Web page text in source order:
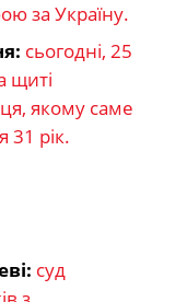
за Україну.
сьогодні, 25
щиті
якому саме
31 рік.
суд